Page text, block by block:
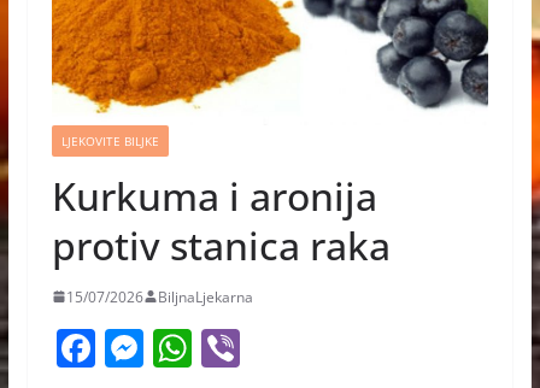
LJEKOVITE BILJKE
Kurkuma i aronija
protiv stanica raka
15/07/2026 BiljnaLjekarna
F M W Vi